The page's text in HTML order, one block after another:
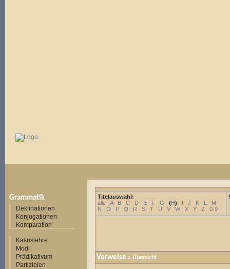
Grammatik
Deklinationen
Konjugationen
Komparation
Kasuslehre
Modi
Prädikativum
Partizipien
Titelauswahl:
alle
A B C D E F G (H) I J K L
M
N
O P Q R S T U V W X Y Z 0-9
Verweise » Übersicht